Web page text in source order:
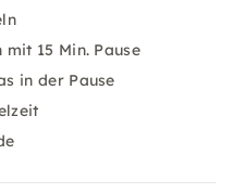
mit 15 Min. Pause
in der Pause